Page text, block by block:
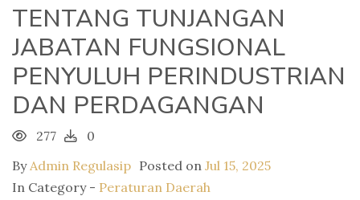
TENTANG TUNJANGAN
JABATAN FUNGSIONAL
PENYULUH PERINDUSTRIAN
DAN PERDAGANGAN
277
0
ByAdmin Regulasip Posted on Jul 15, 2025
In Category - Peraturan Daerah